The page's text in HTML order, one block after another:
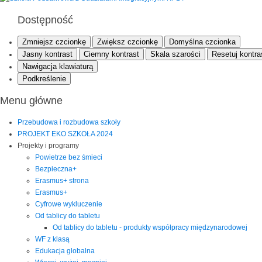
Dostępność
Zmniejsz czcionkę Zwiększ czcionkę
Domyślna czcionka
Jasny kontrast
Ciemny kontrast Skala szarości
Resetuj
Nawigacja klawiaturą
Podkreślenie
Menu główne
Przebudowa i rozbudowa szkoły
PROJEKT EKO SZKOŁA 2024
Projekty i programy
Powietrze bez śmieci
Bezpieczna+
Erasmus+ strona
Erasmus+
Cyfrowe wykluczenie
Od tablicy do tabletu
Od tablicy do tabletu - produkty współpracy międzynarodowej
WF z klasą
Edukacja globalna